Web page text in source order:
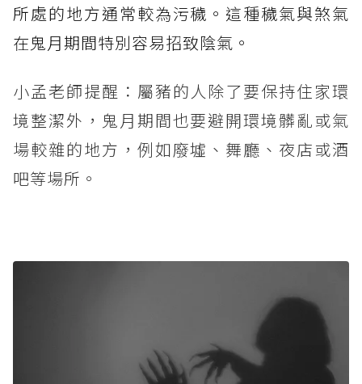
所處的地方通常較為污穢。這種穢氣與煞氣
在鬼月期間特別容易招致陰氣。
小孟老師提醒：屬豬的人除了要保持住家環
境整潔外，鬼月期間也要避開環境髒亂或氣
場較雜的地方，例如廢墟、舞廳、夜店或酒
吧等場所。